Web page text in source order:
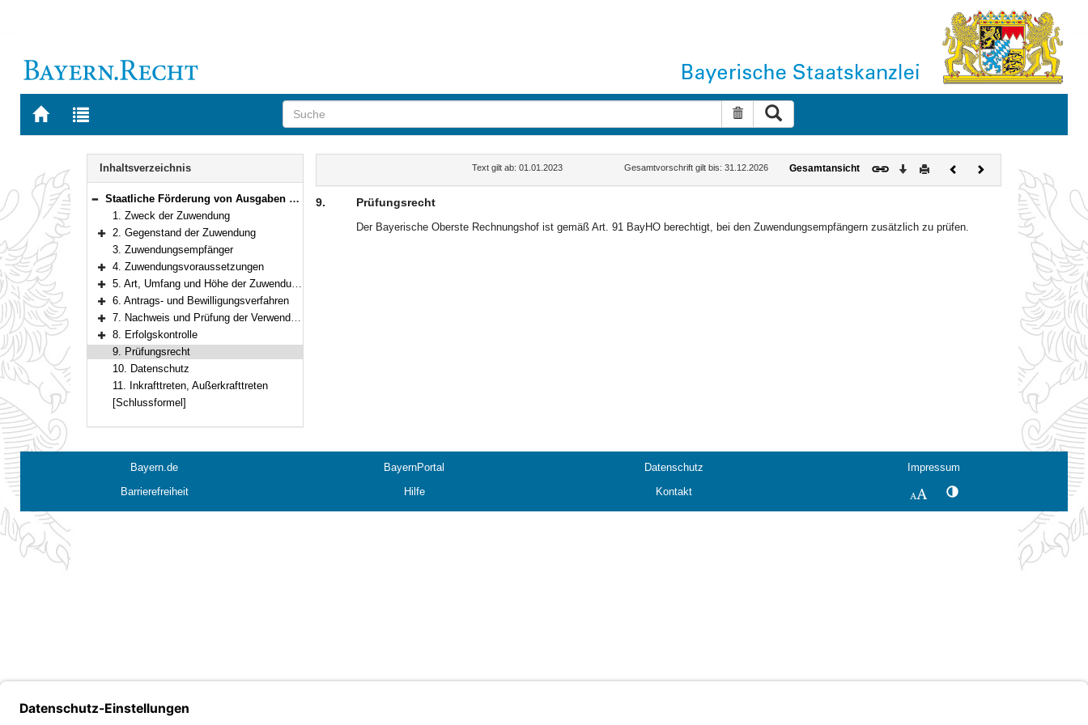
Zur
BAYERN.RECHT
Zur
letzten
Suche zurücksetzen
Navigation
Inhaltsverzeichnis
Bereich reduzieren
Staatliche Förderung von Ausgaben für Second-Stage-Projekte
1. Zweck der Zuwendung
Bereich erweitern
2. Gegenstand der Zuwendung
3. Zuwendungsempfänger
Bereich erweitern
4. Zuwendungsvoraussetzungen
Bereich erweitern
5. Art, Umfang und Höhe der Zuwendung
Bereich erweitern
6. Antrags- und Bewilligungsverfahren
Bereich erweitern
7. Nachweis und Prüfung der Verwendung
Bereich erweitern
8. Erfolgskontrolle
9. Prüfungsrecht
10. Datenschutz
11. Inkrafttreten, Außerkrafttreten
[Schlussformel]
Text gilt ab: 01.01.2023 Gesamtvorschrift gilt bis: 31.12.2026 Gesamtansicht Download
DruckenVorherigesNächstes
Dokument
9. Prüfungsrecht
Der Bayerische Oberste Rechnungshof ist gemäß Art. 91 BayHO berechtigt, bei den Zuwendungsempfängern zusätzlich zu prüfen.
Bayern.de BayernPortal Datenschutz
Impressum
Barrierefreiheit
Hilfe Kontakt SchriftgrößeKontrastwechsel